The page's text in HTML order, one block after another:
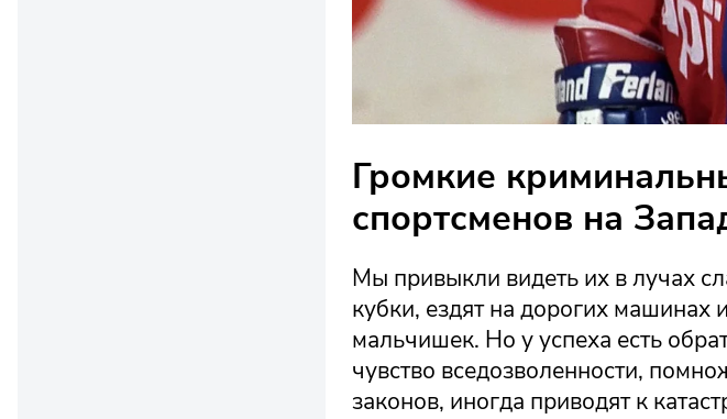
Громкие
спортсменов на
Мы привыкли видеть их в лучах
кубки, ездят на дорогих
мальчишек. Но у успеха есть
чувство вседозволенности,
законов, иногда приводят к